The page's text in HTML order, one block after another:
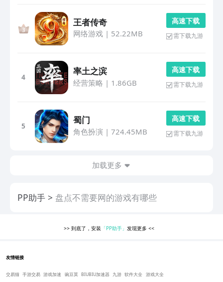
王者传奇
网络游戏| 52.22MB
高 速 下 载
需下载九游
4
率土之滨
经营策略 | 1.86GB
高 速 下 载
需下载九游
5
蜀门
角色扮演 | 724.45MB
高 速 下 载
需下载九游
加载更多
PP助手 盘点不需要网的游戏有哪些
>> 到底了，安装 「PP助手」 发现更多<<
友情链接
交易猫 手游交易 游戏加速 豌豆荚 BIUBIU加速器 九游 软件大全 游戏大全